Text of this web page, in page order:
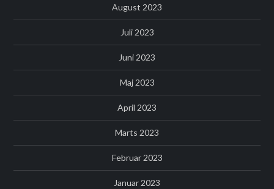
August 2023
Juli 2023
Juni 2023
Maj 2023
April 2023
Marts 2023
Februar 2023
Januar 2023